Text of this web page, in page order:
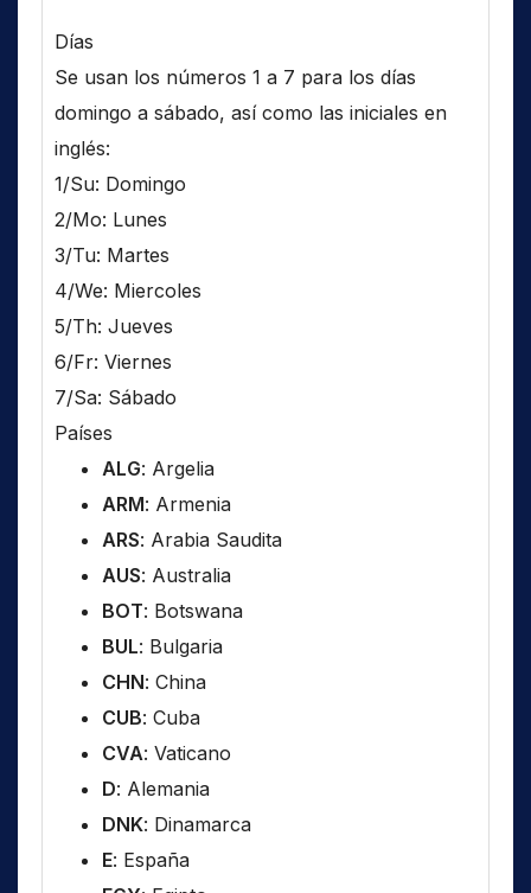
Días
Se usan los números 1 a 7 para los días
domingo a sábado, así como las iniciales en
inglés:
1/Su: Domingo
2/Mo: Lunes
3/Tu: Martes
4/We: Miercoles
5/Th: Jueves
6/Fr: Viernes
7/Sa: Sábado
Países
ALG: Argelia
ARM: Armenia
ARS: Arabia Saudita
AUS: Australia
BOT: Botswana
BUL: Bulgaria
CHN: China
CUB: Cuba
CVA: Vaticano
D: Alemania
DNK: Dinamarca
E: España